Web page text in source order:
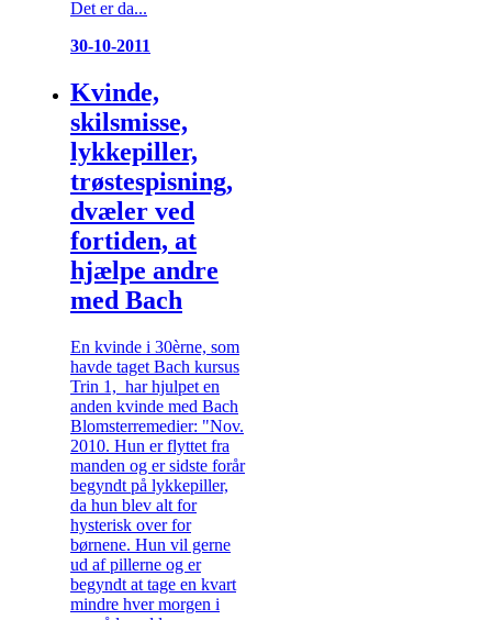
Det er da...
30-10-2011
Kvinde,
skilsmisse,
lykkepiller,
trøstespisning,
dvæler ved
fortiden, at
hjælpe andre
med Bach
En kvinde i 30èrne, som
havde taget Bach kursus
Trin 1, har hjulpet en
anden kvinde med Bach
Blomsterremedier: "Nov.
2010. Hun er flyttet fra
manden og er sidste forår
begyndt på lykkepiller,
da hun blev alt for
hysterisk over for
børnene. Hun vil gerne
ud af pillerne og er
begyndt at tage en kvart
mindre hver morgen i